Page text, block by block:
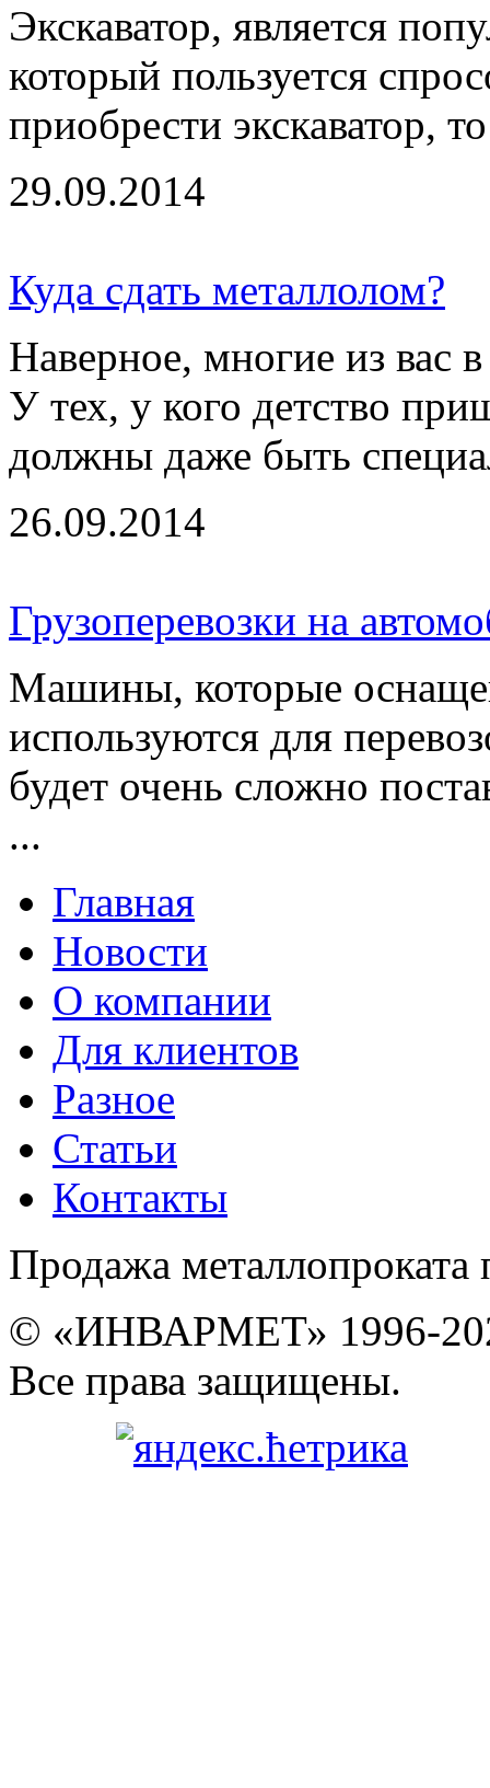
Экскаватор, является
который пользуется
приобрести экскаватор,
29.09.2014
Куда сдать металлолом?
Наверное, многие из вас
У тех, у кого детство
должны даже быть
26.09.2014
Грузоперевозки на
Машины, которые
используются для
будет очень сложно
...
Главная
Новости
О компании
Для клиентов
Разное
Статьи
Контакты
Продажа металлопроката
© «ИНВАРМЕТ» 1996-
Все права защищены.